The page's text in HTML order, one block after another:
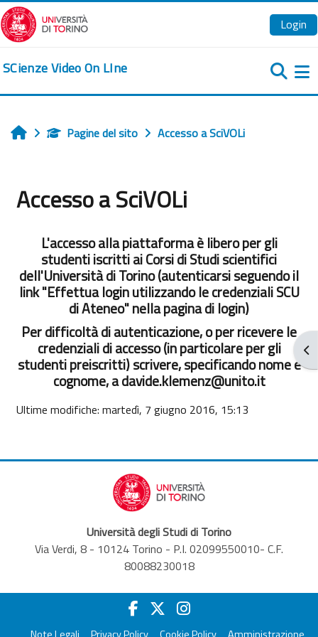
Vai al contenuto principale
Login
SCienze Video On LIne
HomePagine del sito Accesso a SciVOLi
Accesso a SciVOLi
L'accesso alla piattaforma è libero per gli
studenti iscritti ai Corsi di Studi scientifici
dell'Università di Torino (autenticarsi seguendo il
link "Effettua login utilizzando le credenziali SCU
di Ateneo" nella pagina di login)
Per difficoltà di autenticazione, o per ricevere le
credenziali di accesso (in particolare per gli
studenti preiscritti) scrivere, specificando nome e
cognome, a davide.klemenz@unito.it
Ultime modifiche: martedì, 7 giugno 2016, 15:13
Università degli Studi di Torino
Via Verdi, 8 - 10124 Torino - P.I. 02099550010- C.F.
80088230018
Note Legali Privacy Policy Cookie Policy Amministrazione